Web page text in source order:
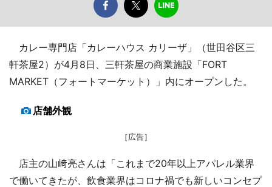
カレー専門店「カレーハウス カリーザ」（世田谷区三
軒茶屋2）が4月8日、三軒茶屋の商業施設「FORT
MARKET（フォートマーケット）」内にオープンした。
店舗外観
［広告］
店主の山﨑亮さんは「これまで20年以上アパレル業界
で働いてきたが、飲食業界はコロナ禍でも新しいコンセプ